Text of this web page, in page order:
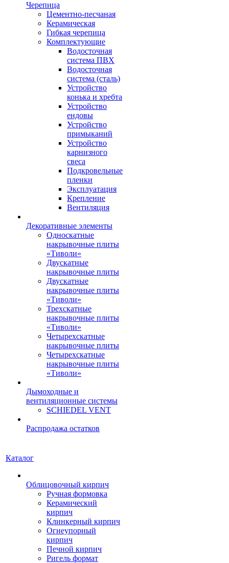
Черепица
Цементно-песчаная
Керамическая
Гибкая черепица
Комплектующие
Водосточная
система ПВХ
Водосточная
система (сталь)
Устройство
конька и хребта
Устройство
ендовы
Устройство
примыканий
Устройство
карнизного
свеса
Подкровельные
пленки
Эксплуатация
Крепление
Вентиляция
Декоративные элементы
Односкатные
накрывочные плиты
«Тиволи»
Двускатные
накрывочные плиты
Двускатные
накрывочные плиты
«Тиволи»
Трехскатные
накрывочные плиты
«Тиволи»
Четырехскатные
накрывочные плиты
Четырехскатные
накрывочные плиты
«Тиволи»
Дымоходные и
вентиляционные системы
SCHIEDEL VENT
Распродажа остатков
Каталог
Облицовочный кирпич
Ручная формовка
Керамический
кирпич
Клинкерный кирпич
Огнеупорный
кирпич
Печной кирпич
Ригель формат